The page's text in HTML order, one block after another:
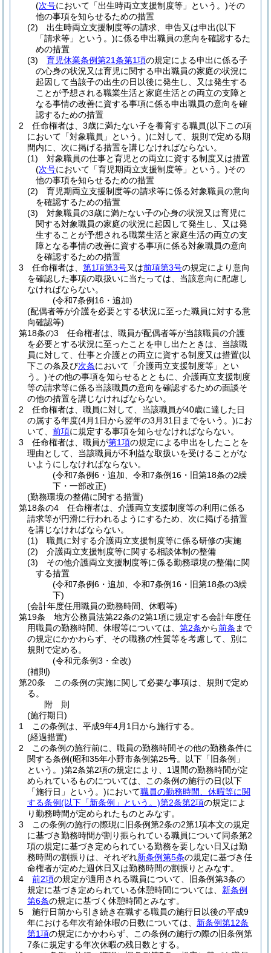
(次号において「出生時両立支援制度等」という。)その
他の事項を知らせるための措置
(2)
出生時両立支援制度等の請求、申告又は申出(以下
「請求等」という。)に係る申出職員の意向を確認するた
めの措置
(3)
育児休業条例第21条第1項の規定による申出に係る子
の心身の状況又は育児に関する申出職員の家庭の状況に
起因して当該子の出生の日以後に発生し、又は発生する
ことが予想される職業生活と家庭生活との両立の支障と
なる事情の改善に資する事項に係る申出職員の意向を確
認するための措置
2
任命権者は、3歳に満たない子を養育する職員(以下この項
において「対象職員」という。)に対して、規則で定める期
間内に、次に掲げる措置を講じなければならない。
(1)
対象職員の仕事と育児との両立に資する制度又は措置
(次号において「育児期両立支援制度等」という。)その
他の事項を知らせるための措置
(2)
育児期両立支援制度等の請求等に係る対象職員の意向
を確認するための措置
(3)
対象職員の3歳に満たない子の心身の状況又は育児に
関する対象職員の家庭の状況に起因して発生し、又は発
生することが予想される職業生活と家庭生活の両立の支
障となる事情の改善に資する事項に係る対象職員の意向
を確認するための措置
3
任命権者は、 第1項第3号又は前項第3号の規定により意向
を確認した事項の取扱いに当たっては、当該意向に配慮し
なければならない。
(令和7条例16・追加)
(配偶者等が介護を必要とする状況に至った職員に対する意
向確認等)
第18条の3
任命権者は、職員が配偶者等が当該職員の介護
を必要とする状況に至ったことを申し出たときは、当該職
員に対して、仕事と介護との両立に資する制度又は措置(以
下この条及び次条において「介護両立支援制度等」とい
う。)その他の事項を知らせるとともに、介護両立支援制度
等の請求等に係る当該職員の意向を確認するための面談そ
の他の措置を講じなければならない。
2
任命権者は、職員に対して、当該職員が40歳に達した日
の属する年度(4月1日から翌年の3月31日までをいう。)にお
いて、 前項に規定する事項を知らせなければならない。
3
任命権者は、職員が第1項の規定による申出をしたことを
理由として、当該職員が不利益な取扱いを受けることがな
いようにしなければならない。
(令和7条例6・追加、令和7条例16・旧第18条の2繰
下・一部改正)
(勤務環境の整備に関する措置)
第18条の4
任命権者は、介護両立支援制度等の利用に係る
請求等が円滑に行われるようにするため、次に掲げる措置
を講じなければならない。
(1)
職員に対する介護両立支援制度等に係る研修の実施
(2)
介護両立支援制度等に関する相談体制の整備
(3)
その他介護両立支援制度等に係る勤務環境の整備に関
する措置
(令和7条例6・追加、令和7条例16・旧第18条の3繰
下)
(会計年度任用職員の勤務時間、休暇等)
第19条
地方公務員法第22条の2第1項に規定する会計年度任
用職員の勤務時間、休暇等については、 第2条から前条 まで
の規定にかかわらず、その職務の性質等を考慮して、別に
規則で定める。
(令和元条例3・全改)
(補則)
第20条
この条例の実施に関して必要な事項は、規則で定め
る。
附 則
(施行期日)
1
この条例は、平成9年4月1日から施行する。
(経過措置)
2
この条例の施行前に、職員の勤務時間その他の勤務条件に
関する条例(昭和35年小野市条例第25号。以下「旧条例」
という。)第2条第2項の規定により、1週間の勤務時間が定
められているものについては、この条例の施行の日(以下
「施行日」という。)において職員の勤務時間、休暇等に関
する条例(以下「新条例」という。)第2条第2項の規定によ
り勤務時間が定められたものとみなす。
3
この条例の施行の際現に旧条例第2条の2第1項本文の規定
に基づき勤務時間が割り振られている職員について同条第2
項の規定に基づき定められている勤務を要しない日又は勤
務時間の割振りは、それぞれ新条例第5条の規定に基づき任
命権者が定めた週休日又は勤務時間の割振りとみなす。
4
前2項の規定が適用される職員について、旧条例第3条の
規定に基づき定められている休憩時間については、 新条例
第6条の規定に基づく休憩時間とみなす。
5
施行日前から引き続き在職する職員の施行日以後の平成9
年における年次有給休暇の日数については、 新条例第12条
第1項の規定にかかわらず、この条例の施行の際の旧条例第
7条に規定する年次休暇の残日数とする。